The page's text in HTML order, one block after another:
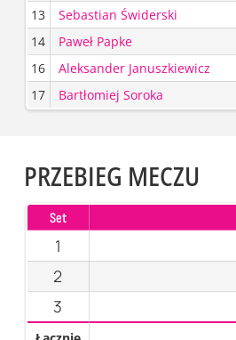
13
Sebastian Świderski
14
Paweł Papke
16
Aleksander Januszkiewicz
17
Bartłomiej Soroka
PRZEBIEG MECZU
Set
1
2
3